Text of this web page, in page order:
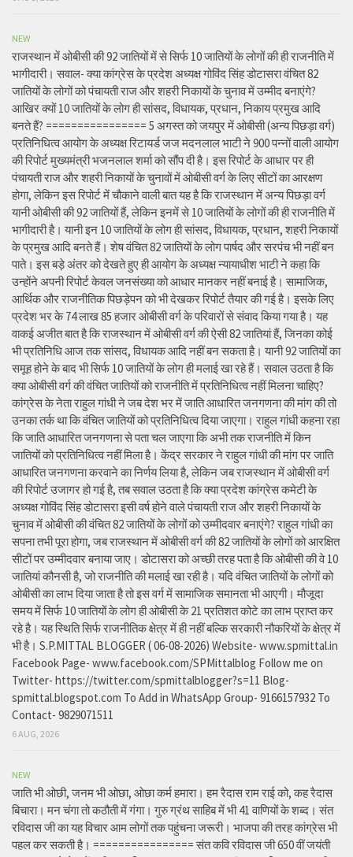
NEW
राजस्थान में ओबीसी की 92 जातियों में से सिर्फ 10 जातियों के लोगों की ही राजनीति में
भागीदारी। सवाल- क्या कांग्रेस के प्रदेश अध्यक्ष गोविंद सिंह डोटासरा वंचित 82
जातियों के लोगों को पंचायती राज और शहरी निकायों के चुनाव में उम्मीद बनाएंगे?
आखिर क्यों 10 जातियों के लोग ही सांसद, विधायक, प्रधान, निकाय प्रमुख आदि
बनते हैं? ================ 5 अगस्त को जयपुर में ओबीसी (अन्य पिछड़ा वर्ग)
प्रतिनिधित्व आयोग के अध्यक्ष रिटायर्ड जज मदनलाल भाटी ने 900 पन्नों वाली आयोग
की रिपोर्ट मुख्यमंत्री भजनलाल शर्मा को सौंप दी है। इस रिपोर्ट के आधार पर ही
पंचायती राज और शहरी निकायों के चुनावों में ओबीसी वर्ग के लिए सीटों का आरक्षण
होगा, लेकिन इस रिपोर्ट में चौकाने वाली बात यह है कि राजस्थान में अन्य पिछड़ा वर्ग
यानी ओबीसी की 92 जातियों हैं, लेकिन इनमें से 10 जातियों के लोगों की ही राजनीति में
भागीदारी है। यानी इन 10 जातियों के लोग ही सांसद, विधायक, प्रधान, शहरी निकायों
के प्रमुख आदि बनते हैं। शेष वंचित 82 जातियों के लोग पार्षद और सरपंच भी नहीं बन
पाते। इस बड़े अंतर को देखते हुए ही आयोग के अध्यक्ष न्यायाधीश भाटी ने कहा कि
उन्होंने अपनी रिपोर्ट केवल जनसंख्या को आधार मानकर नहीं बनाई है। सामाजिक,
आर्थिक और राजनीतिक पिछड़ेपन को भी देखकर रिपोर्ट तैयार की गई है। इसके लिए
प्रदेश भर के 74 लाख 85 हजार ओबीसी वर्ग के परिवारों से संवाद किया गया है। यह
वाकई अजीत बात है कि राजस्थान में ओबीसी वर्ग की ऐसी 82 जातियां हैं, जिनका कोई
भी प्रतिनिधि आज तक सांसद, विधायक आदि नहीं बन सकता है। यानी 92 जातियों का
समूह होने के बाद भी सिर्फ 10 जातियों के लोग ही मलाई खा रहे हैं। सवाल उठता है कि
क्या ओबीसी वर्ग की वंचित जातियों को राजनीति में प्रतिनिधित्व नहीं मिलना चाहिए?
कांग्रेस के नेता राहुल गांधी ने जब देश भर में जाति आधारित जनगणना की मांग की तो
उनका तर्क था कि वंचित जातियों को प्रतिनिधित्व दिया जाएगा। राहुल गांधी कहना रहा
कि जाति आधारित जनगणना से पता चल जाएगा कि अभी तक राजनीति में किन
जातियों को प्रतिनिधित्व नहीं मिला है। केंद्र सरकार ने राहुल गांधी की मांग पर जाति
आधारित जनगणना करवाने का निर्णय लिया है, लेकिन जब राजस्थान में ओबीसी वर्ग
की रिपोर्ट उजागर हो गई है, तब सवाल उठता है कि क्या प्रदेश कांग्रेस कमेटी के
अध्यक्ष गोविंद सिंह डोटासरा इसी वर्ष होने वाले पंचायती राज और शहरी निकायों के
चुनाव में ओबीसी की वंचित 82 जातियों के लोगों को उम्मीदवार बनाएंगे? राहुल गांधी का
सपना तभी पूरा होगा, जब राजस्थान में ओबीसी वर्ग की 82 जातियों के लोगों को आरक्षित
सीटों पर उम्मीदवार बनाया जाए। डोटासरा को अच्छी तरह पता है कि ओबीसी की वे 10
जातियां कौनसी है, जो राजनीति की मलाई खा रही है। यदि वंचित जातियों के लोगों को
ओबीसी का लाभ दिया जाता है तो इस वर्ग में सामाजिक समानता भी आएगी। मौजूदा
समय में सिर्फ 10 जातियों के लोग ही ओबीसी के 21 प्रतिशत कोटे का लाभ प्राप्त कर
रहे है। यह स्थिति सिर्फ राजनीतिक क्षेत्र में ही नहीं बल्कि सरकारी नौकरियों के क्षेत्र में
भी है। S.P.MITTAL BLOGGER ( 06-08-2026) Website- www.spmittal.in
Facebook Page- www.facebook.com/SPMittalblog Follow me on
Twitter- https://twitter.com/spmittalblogger?s=11 Blog-
spmittal.blogspot.com To Add in WhatsApp Group- 9166157932 To
Contact- 9829071511
6 AUG, 2026
NEW
जाति भी ओछी, जनम भी ओछा, ओछा कर्म हमारा। हम रैदास राम राई को, कह रैदास
बिचारा। मन चंगा तो कठौती में गंगा। गुरु ग्रंथ साहिब में भी 41 वाणियों के शब्द। संत
रविदास जी का यह विचार आम लोगों तक पहुंचना जरूरी। भाजपा की तरह कांग्रेस भी
पहल कर सकती है। ================ संत कवि रविदास जी 650 वीं जयंती